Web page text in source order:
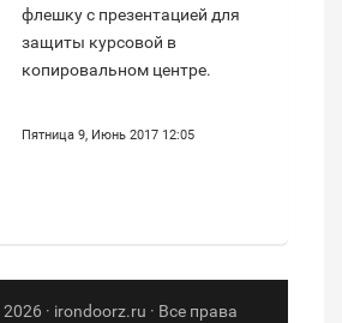
флешку с презентацией для
защиты курсовой в
копировальном центре.
Пятница 9, Июнь 2017 12:05
· irondoorz.ru · Все права